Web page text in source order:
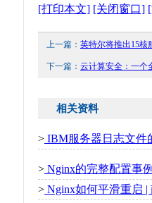
[打印本文] [关闭窗口]
上一篇： 英特尔将推出15核
下一篇： 云计算安全：一个
相关资料
> IBM服务器日志文件
> Nginx的完整配置事
> Nginx如何平滑重启